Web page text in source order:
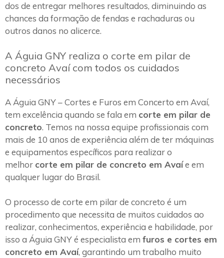
dos de entregar melhores resultados, diminuindo as
chances da formação de fendas e rachaduras ou
outros danos no alicerce.
A Águia GNY realiza o corte em pilar de
concreto Avaí com todos os cuidados
necessários
A Águia GNY – Cortes e Furos em Concerto em Avaí,
tem excelência quando se fala em corte em pilar de
concreto. Temos na nossa equipe profissionais com
mais de 10 anos de experiência além de ter máquinas
e equipamentos específicos para realizar o
melhor corte em pilar de concreto em Avaíe em
qualquer lugar do Brasil.
O processo de corte em pilar de concreto é um
procedimento que necessita de muitos cuidados ao
realizar, conhecimentos, experiência e habilidade, por
isso a Águia GNY é especialista em furos e cortes em
concreto em Avaí, garantindo um trabalho muito